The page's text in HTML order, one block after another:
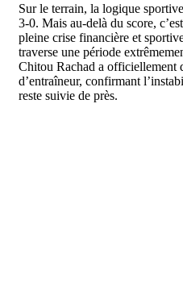
Sur le terrain, la logique
3-0. Mais au-delà du score,
pleine crise financière et
traverse une période extrê
Chitou Rachad a officiellement
d’entraîneur, confirmant
reste suivie de près.